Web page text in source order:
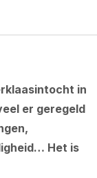
in
er geregeld
Het is